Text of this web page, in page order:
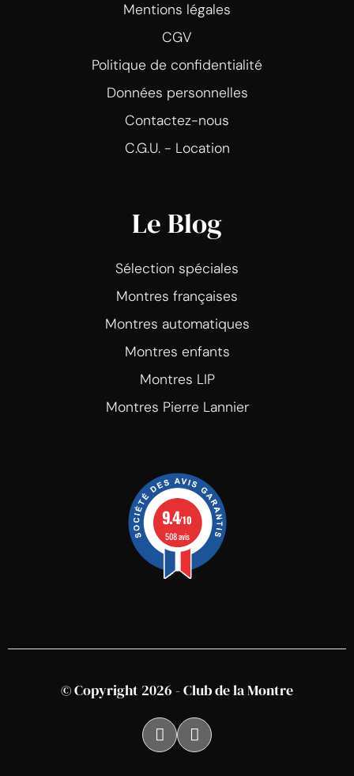
Mentions légales
CGV
Politique de confidentialité
Données personnelles
Contactez-nous
C.G.U. - Location
Le Blog
Sélection spéciales
Montres françaises
Montres automatiques
Montres enfants
Montres LIP
Montres Pierre Lannier
9.4/10
508 avis
© Copyright 2026 - Club de la Montre